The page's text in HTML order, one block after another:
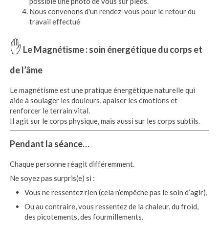
Nous convenons d'un rendez-vous pour le retour du
travail effectué
✋ Le Magnétisme : soin énergétique du corps et
de l’âme
Le magnétisme est une pratique énergétique naturelle qui
aide à soulager les douleurs, apaiser les émotions et
renforcer le terrain vital.
Il agit sur le corps physique, mais aussi sur les corps subtils.
Pendant la séance…
Chaque personne réagit différemment.
Ne soyez pas surpris(e) si :
Vous ne ressentez rien (cela n’empêche pas le soin d’agir),
Ou au contraire, vous ressentez de la chaleur, du froid,
des picotements, des fourmillements.